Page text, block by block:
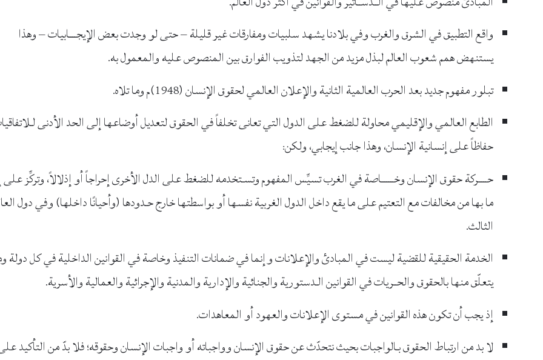
واقع التطبيق في الشرق والغرب وفي بلادنا يشهد سلبيات ومفارقات غير قليلة – حتى لو وجدت بعض الإيجــــابيات – وهذا
يستنهض همم شعوب العالم لبذل مزيد من الجهد لتذويب الفوارق بين المنصوص عليه والمعمول به.
تبلور مفهوم جديد بعد الحرب العالمية الثانية والإعلان العالمي لحقوق الإنسان (1948)م وما تلاه.
الطابع العالمي والإقليمي محاولة للضغط على الدول التي تعانى تخلفاً في الحقوق لتعديل أوضاعها إلى الحد الأدنى
حفاظاً على إنسانية الإنسان، وهذا جانب إيجابي، ولكن:
حـــــركة حقوق الإنسان وخـــــــاصة في الغرب تسيِّس المفهوم وتسـتخدمه للضغط على الدل الأخرى إحراجاً أو إذلالاً، وتركِّز على
ما بها من مخالفات مع التعتيم على ما يقع داخل الدول الغربية نفسها أو بواسطتها خارج حـدودها (وأحيانًا داخلها) وفي دول
الثالث.
الخدمة الحقيقية للقضية ليست في المبادئ والإعلانات وإنما في ضمانات التنفيذ وخاصة في القوانين الداخلية في كل دولة
يتعلّق منها بالحقوق والحــريات في القوانين الـدستورية والجنائية والإدارية والمدنية والإجرائية والعمالية والأسرية.
إذ يجب أن تكون هذه القوانين في مستوى الإعلانات والعهود أو المعاهدات.
لا بد من ارتباط الحقوق بـالواجبات بحيث نتحدّث عن حقوق الإنسان وواجباته أو واجبات الإنسان وحقوقه؛ فلا بدّ من التأكيد